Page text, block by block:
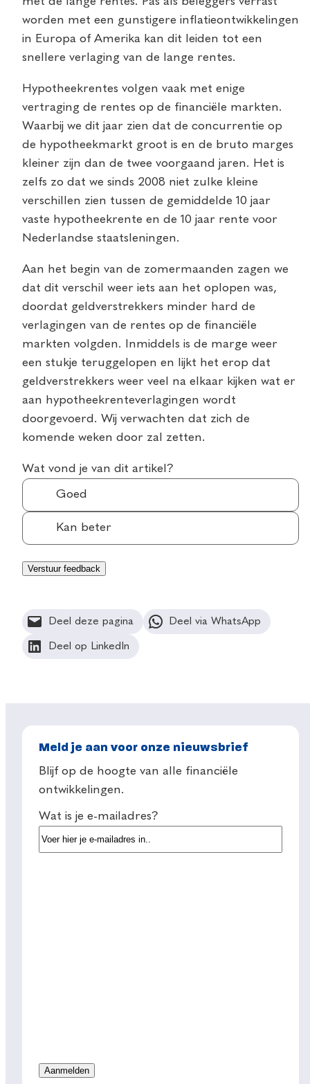
worden met een gunstigere inflatieontwikkelingen
in Europa of Amerika kan dit leiden tot een
snellere verlaging van de lange rentes.
Hypotheekrentes volgen vaak met enige
vertraging de rentes op de financiële markten.
Waarbij we dit jaar zien dat de concurrentie op
de hypotheekmarkt groot is en de bruto marges
kleiner zijn dan de twee voorgaand jaren. Het is
zelfs zo dat we sinds 2008 niet zulke kleine
verschillen zien tussen de gemiddelde 10 jaar
vaste hypotheekrente en de 10 jaar rente voor
Nederlandse staatsleningen.
Aan het begin van de zomermaanden zagen we
dat dit verschil weer iets aan het oplopen was,
doordat geldverstrekkers minder hard de
verlagingen van de rentes op de financiële
markten volgden. Inmiddels is de marge weer
een stukje teruggelopen en lijkt het erop dat
geldverstrekkers weer veel na elkaar kijken wat er
aan hypotheekrenteverlagingen wordt
doorgevoerd. Wij verwachten dat zich de
komende weken door zal zetten.
Wat vond je van dit artikel?
Goed
Kan beter
Deel deze pagina Deel via WhatsApp
Deel op LinkedIn
Meld je aan voor onze nieuwsbrief
Blijf op de hoogte van alle financiële
ontwikkelingen.
Wat is je e-mailadres?